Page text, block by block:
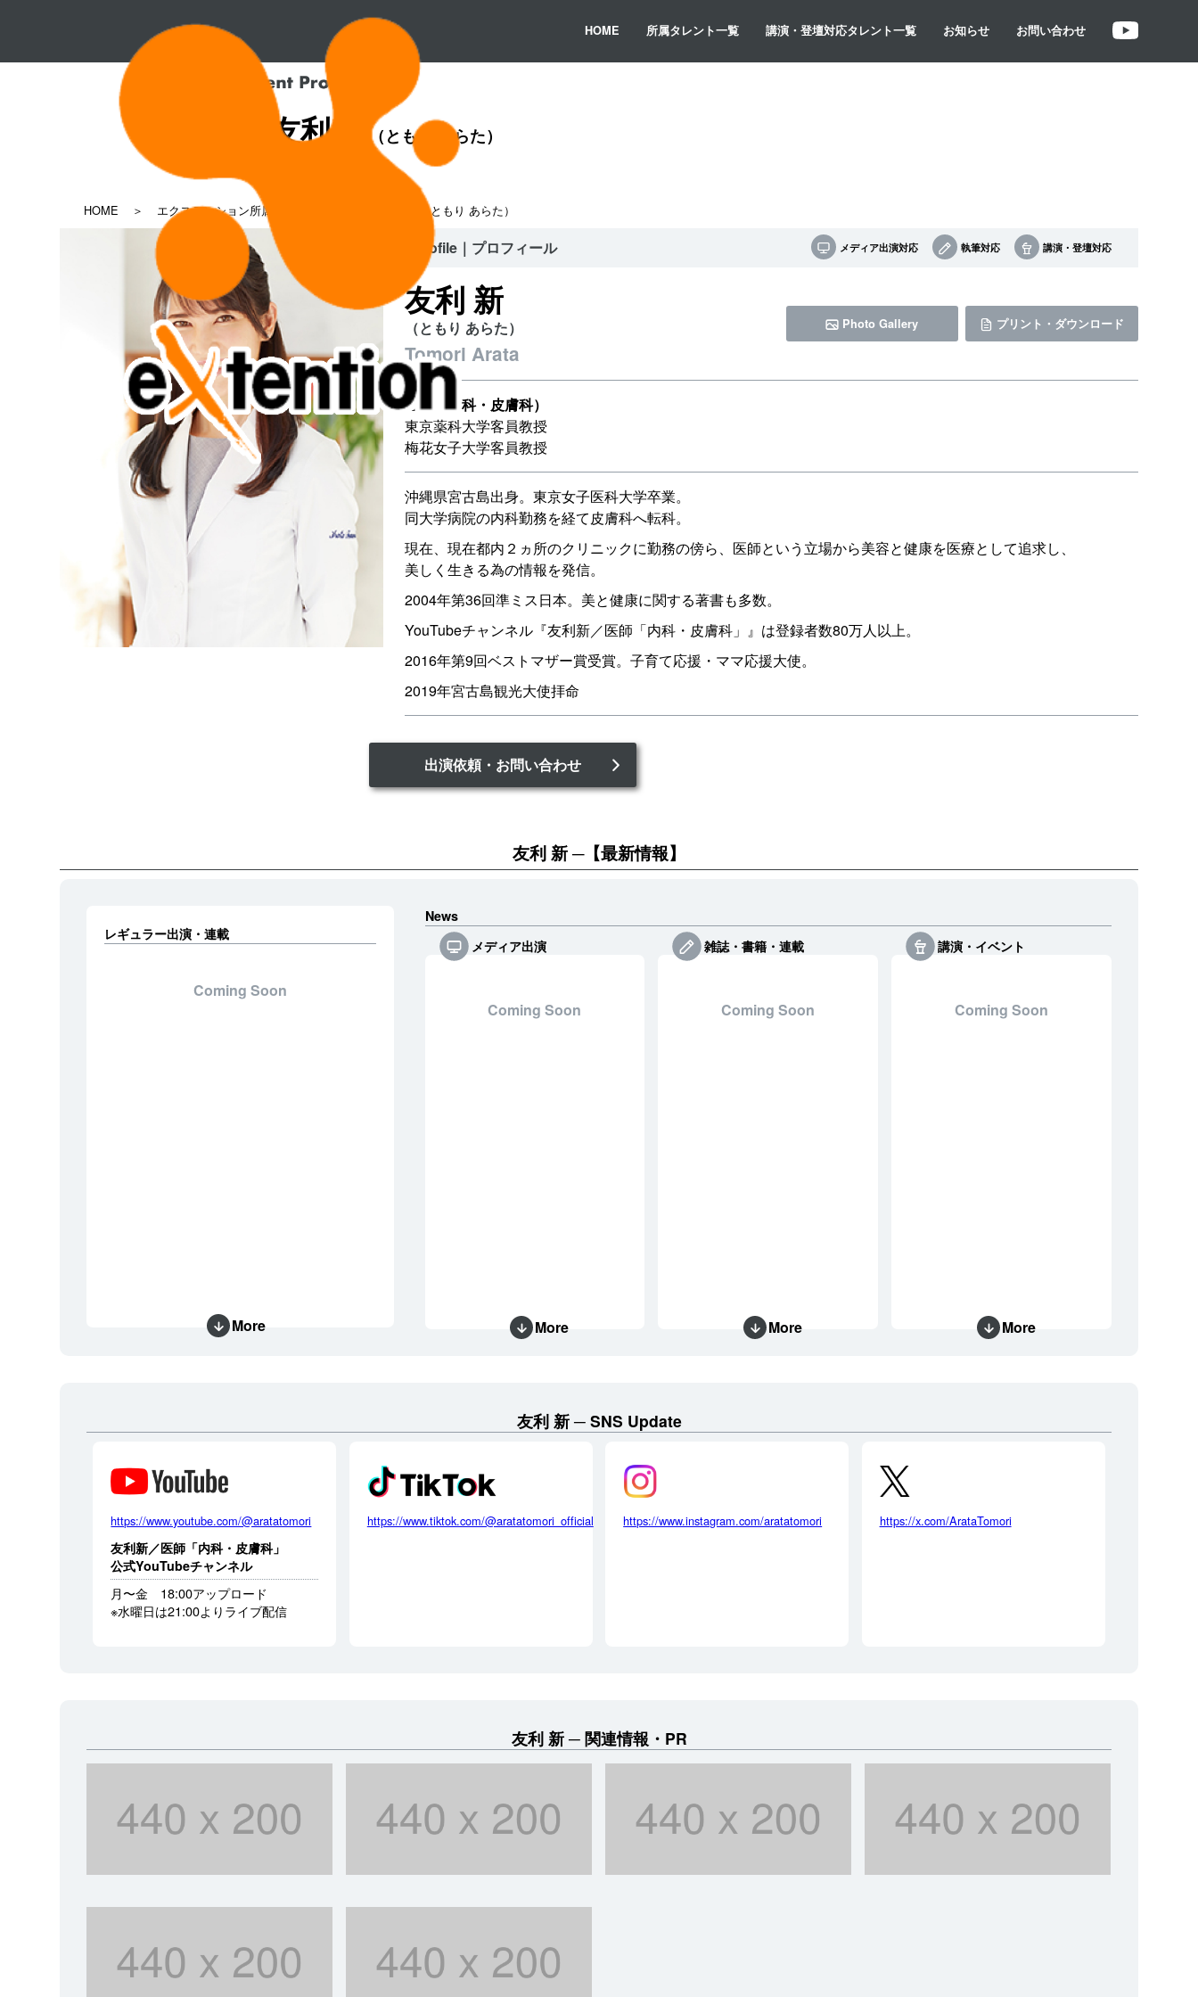
HOME 所属タレント一覧 講演・登壇対応タレント一覧 お知らせ お問い合わせ
友利 新 （ともり あらた）
HOME エクステンション所属タレント一覧 友利 新（ともり あらた）
Profile｜プロフィール メディア出演対応 執筆対応 講演・登壇対応
友利 新
（ともり あらた）
Tomori Arata
Photo Gallery プリント・ダウンロード
医師（内科・皮膚科）
東京薬科大学客員教授
梅花女子大学客員教授
沖縄県宮古島出身。東京女子医科大学卒業。
同大学病院の内科勤務を経て皮膚科へ転科。
現在、現在都内２ヵ所のクリニックに勤務の傍ら、医師という立場から美容と健康を医療として追求し、
美しく生きる為の情報を発信。
2004年第36回準ミス日本。美と健康に関する著書も多数。
YouTubeチャンネル『友利新／医師「内科・皮膚科」』は登録者数80万人以上。
2016年第9回ベストマザー賞受賞。子育て応援・ママ応援大使。
2019年宮古島観光大使拝命
出演依頼・お問い合わせ
友利 新 【最新情報】
レギュラー出演・連載
Coming Soon
More
News
メディア出演
Coming Soon
More
雑誌・書籍・連載
Coming Soon
More
講演・イベント
Coming Soon
More
友利 新 SNS Update
https://www.youtube.com/@aratatomori
友利新／医師「内科・皮膚科」
公式YouTubeチャンネル
月〜金 18:00アップロード
※水曜日は21:00よりライブ配信
https://www.tiktok.com/@aratatomori_official https://www.instagram.com/aratatomori https://x.com/ArataTomori
友利 新 関連情報・PR